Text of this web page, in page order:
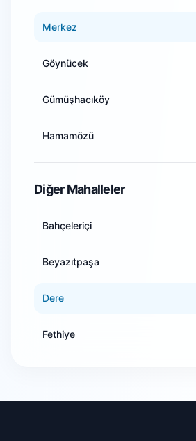
Bilecik
Bingöl
Bitlis
Bolu
Burdur
Merkez
Göynücek
Gümüşhacıköy
Hamamözü
Diğer Mahalleler
Bahçeleriçi
Beyazıtpaşa
Dere
Fethiye